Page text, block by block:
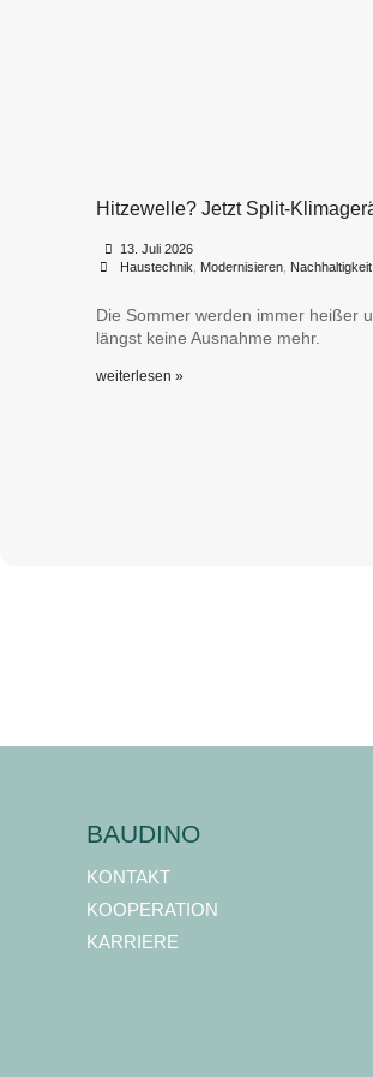
Hitzewelle? Jetzt Split-
13. Juli 2026
Haustechnik Modernisieren, Nachhaltigkeit,
Die Sommer werden immer heißer
längst keine Ausnahme mehr.
weiterlesen »
BAUDINO
KONTAKT
KOOPERATION
KARRIERE